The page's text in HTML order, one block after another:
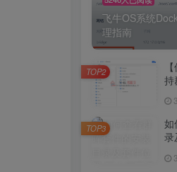
飞牛OS系统
理指南
持
盘
TOP2
如
录
TOP3